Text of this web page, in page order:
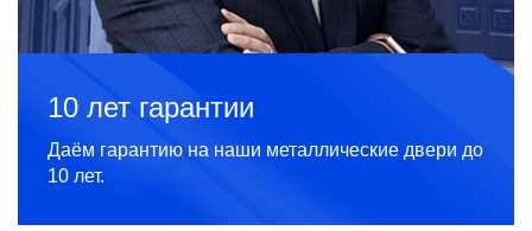
10 лет гарантии
Даём гарантию на наши металлические двери до
10 лет.